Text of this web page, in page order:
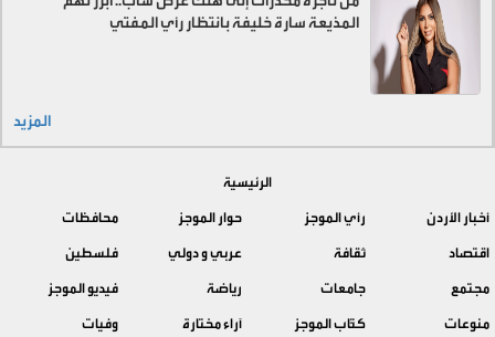
المذيعة سارة خليفة بانتظار رأي المفتي
المزيد
الرئيسية
أخبار الأردن
رأي الموجز حوار الموجز
محافظات
اقتصاد
ثقافة عربي و دولي
فلسطين
مجتمع
جامعات رياضة
فيديو الموجز
منوعات
كتّاب الموجز آراء مختارة وفيات